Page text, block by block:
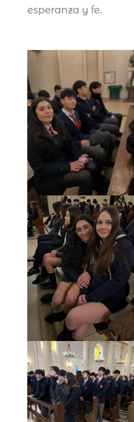
esperanza y fe.